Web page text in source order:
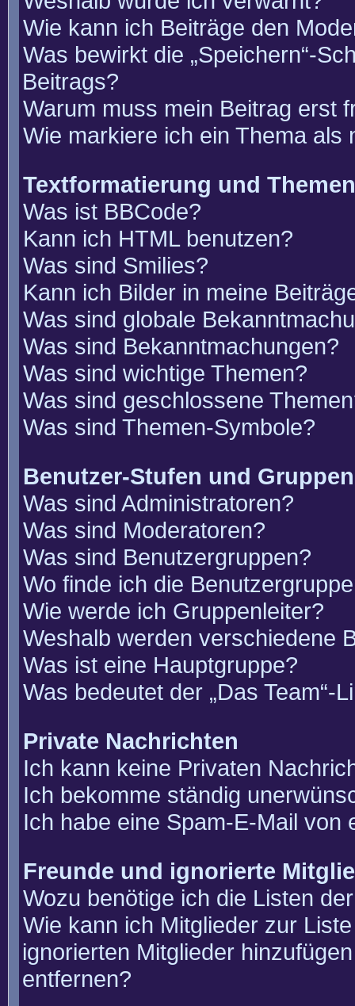
Wie kann ich Beiträge den
Was bewirkt die „Speichern“-
Beitrags?
Warum muss mein Beitrag erst
Wie markiere ich ein Thema als
Textformatierung und
Was ist BBCode?
Kann ich HTML benutzen?
Was sind Smilies?
Kann ich Bilder in meine
Was sind globale
Was sind Bekanntmachungen?
Was sind wichtige Themen?
Was sind geschlossene
Was sind Themen-Symbole?
Benutzer-Stufen und Gruppen
Was sind Administratoren?
Was sind Moderatoren?
Was sind Benutzergruppen?
Wo finde ich die
Wie werde ich Gruppenleiter?
Weshalb werden verschiedene
Was ist eine Hauptgruppe?
Was bedeutet der „Das Team“-
Private Nachrichten
Ich kann keine Privaten
Ich bekomme ständig
Ich habe eine Spam-E-Mail von
Freunde und ignorierte
Wozu benötige ich die Listen
Wie kann ich Mitglieder zur
ignorierten Mitglieder
entfernen?